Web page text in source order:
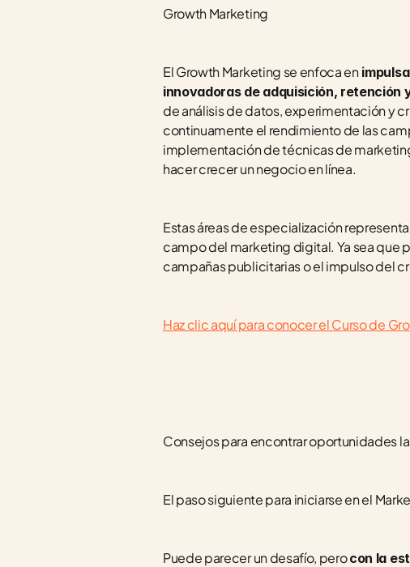
Growth Marketing
El Growth Marketing se enfoca en
innovadoras de adquisición, retención
de análisis de datos, experimentación y
continuamente el rendimiento de las
implementación de técnicas de
hacer crecer un negocio en línea.
Estas áreas de especialización
campo del marketing digital. Ya sea que
campañas publicitarias o el impulso del
Haz clic aquí para conocer el Curso de
Consejos para encontrar oportunidades
El paso siguiente para iniciarse en el
Puede parecer un desafío, pero con la